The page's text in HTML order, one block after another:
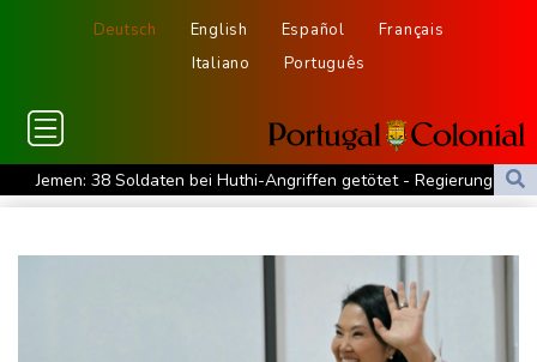
Deutsch English Español
Français
Italiano
Português
Jemen: 38 Soldaten bei Huthi-Angriffen getötet - Regierung
kündigt Vergeltung an
Real Madrid verlängert mit Vinicius Jr. bis 2032
Schwimm-EM: Eikermann und Rösler gewinnen Silber und Bronze